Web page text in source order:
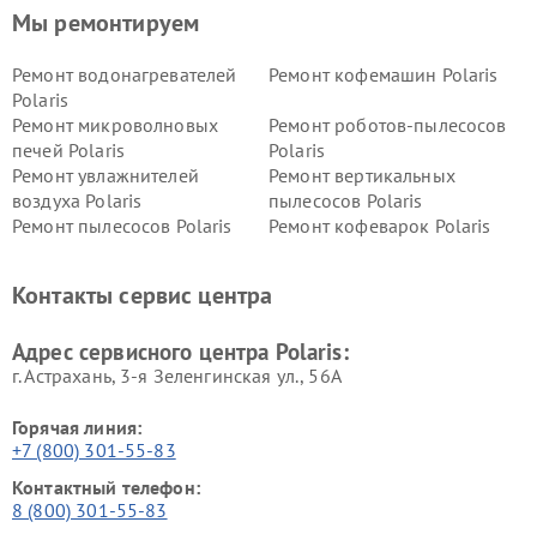
Мы ремонтируем
Ремонт водонагревателей
Polaris
Ремонт кофемашин Polaris
Ремонт микроволновых
печей Polaris
Ремонт роботов-пылесосов
Polaris
Ремонт увлажнителей
воздуха Polaris
Ремонт вертикальных
пылесосов Polaris
Ремонт пылесосов Polaris
Ремонт кофеварок Polaris
Контакты сервис центра
Адрес сервисного центра Polaris:
г. Астрахань, 3-я Зеленгинская ул., 56А
Горячая линия:
+7 (800) 301-55-83
Контактный телефон:
8 (800) 301-55-83